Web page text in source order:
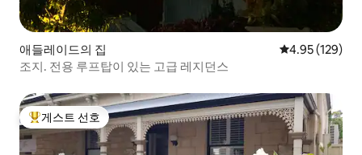
애들레이드의 집 평점 4.95점(5
4.95 (129)
조지. 전용 루프탑이 있는 고급 레지던스
상위 게스트 선호
게스트 선호